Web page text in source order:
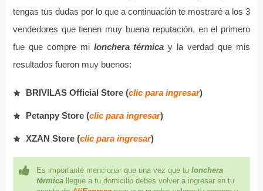
tengas tus dudas por lo que a continuación te mostraré a los 3
vendedores que tienen muy buena reputación, en el primero
fue que compre mi lonchera térmica y la verdad que mis
resultados fueron muy buenos:
BRIVILAS Official Store (clic para ingresar)
Petanpy Store (clic para ingresar)
XZAN Store (clic para ingresar)
Es importante mencionar que una vez que tulonchera
térmicallegue a tu domicilio debes volver a ingresar en tu